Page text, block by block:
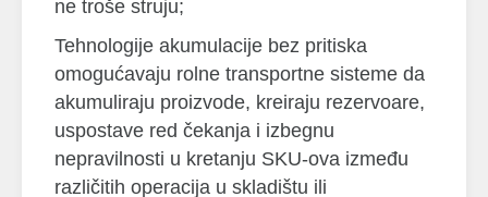
ne troše struju;
Tehnologije akumulacije bez pritiska
omogućavaju rolne transportne sisteme da
akumuliraju proizvode, kreiraju rezervoare,
uspostave red čekanja i izbegnu
nepravilnosti u kretanju SKU-ova između
različitih operacija u skladištu ili